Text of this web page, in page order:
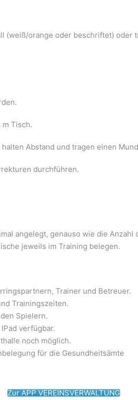
(weiß/orange oder beschriftet) oder
m Tisch.
Abstand und tragen einen
durchführen.
angelegt, genauso wie die
jeweils im Training belegen.
Trainer und Betreuer.
Trainingszeiten.
Spielern.
verfügbar.
noch möglich.
für die Gesundheitsämte
Zur APP VEREINSVERWALTUNG